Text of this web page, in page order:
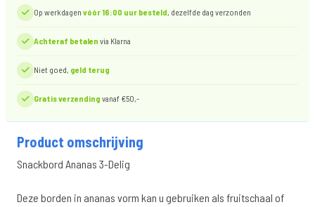
Op werkdagen vóór 16:00 uur besteld, dezelfde dag verzonden
Achteraf betalen via Klarna
Niet goed, geld terug
Gratis verzending vanaf €50,-
Product omschrijving
Snackbord Ananas 3-Delig
Deze borden in ananas vorm kan u gebruiken als fruitschaal of